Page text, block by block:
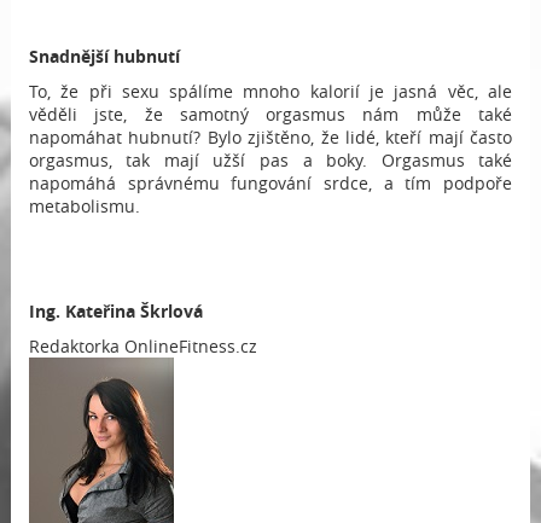
Snadnější hubnutí
To, že při sexu spálíme mnoho kalorií je jasná věc, ale
věděli jste, že samotný orgasmus nám může také
napomáhat hubnutí? Bylo zjištěno, že lidé, kteří mají často
orgasmus, tak mají užší pas a boky. Orgasmus také
napomáhá správnému fungování srdce, a tím podpoře
metabolismu.
Ing. Kateřina Škrlová
Redaktorka OnlineFitness.cz